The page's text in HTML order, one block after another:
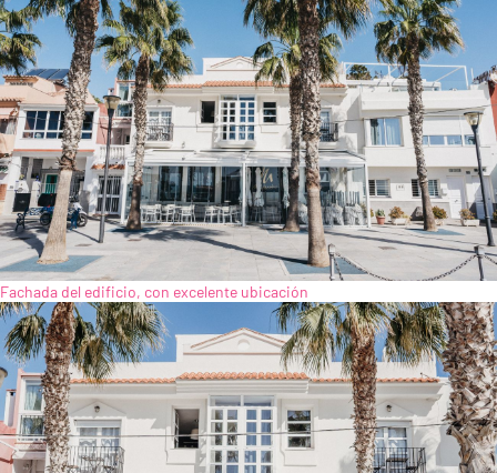
Fachada del edificio, con excelente ubicación